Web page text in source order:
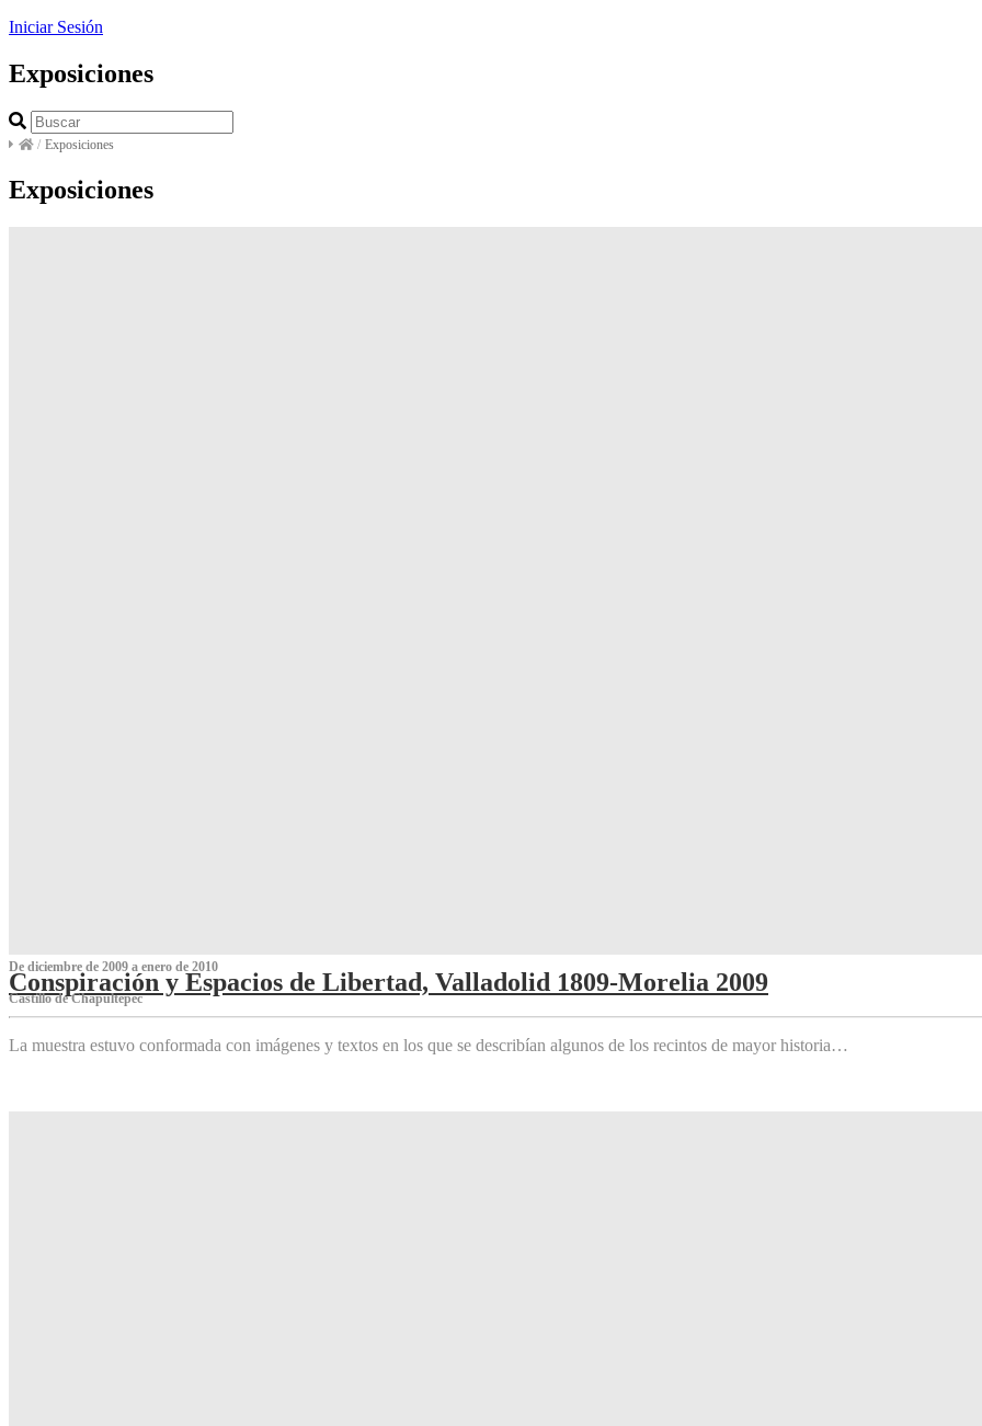
Iniciar Sesión
Exposiciones
/ Exposiciones
Exposiciones
De diciembre de 2009 a enero de 2010
Conspiración y Espacios de Libertad, Valladolid 1809-Morelia 2009
Castillo de Chapultepec
La muestra estuvo conformada con imágenes y textos en los que se describían algunos de los recintos de mayor historia…